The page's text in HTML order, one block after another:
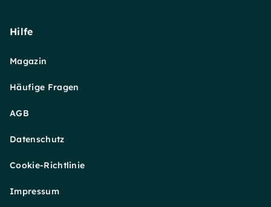
Hilfe
Magazin
Häufige Fragen
AGB
Datenschutz
Cookie-Richtlinie
Impressum